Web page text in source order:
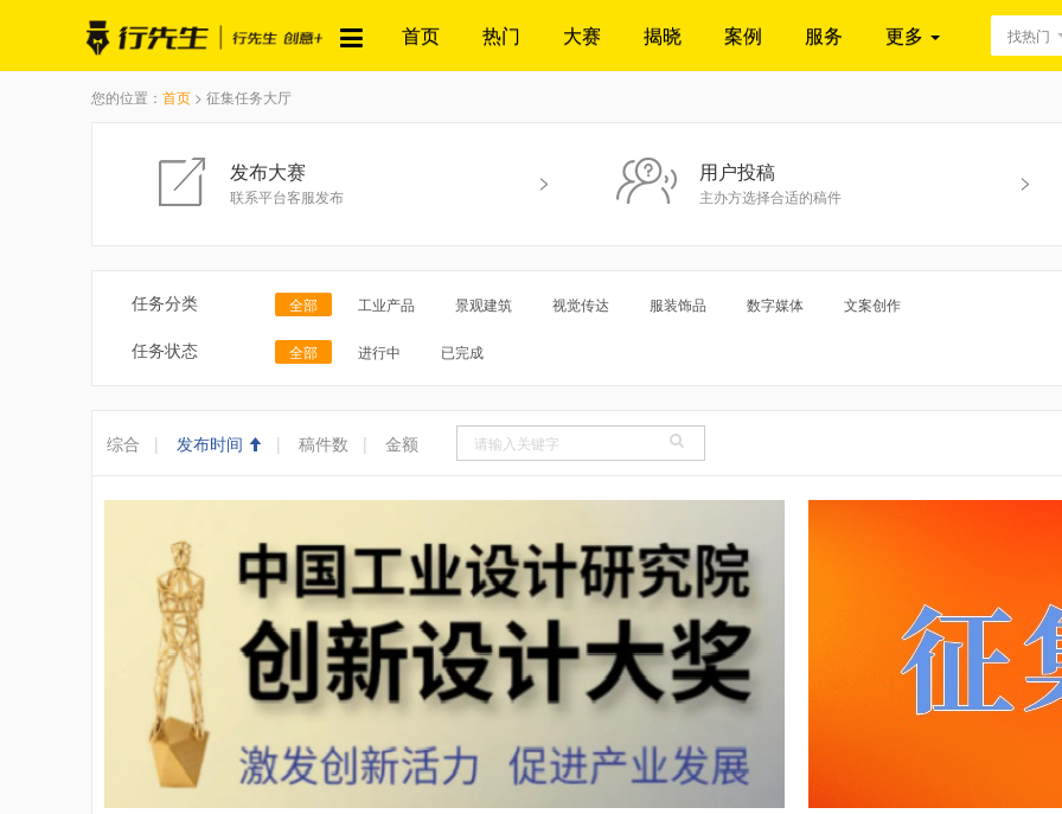
首页 热门 大赛 揭晓 案例 服务 更多 找热门
您的位置： 首页 > 征集任务大厅
发布大赛
联系平台客服发布
> 用户投稿
主办方选择合适的稿件
>
任务分类 全部 工业产品 景观建筑 视觉传达 服装饰品 数字媒体 文案创作
任务状态 全部 进行中 已完成
综合 | 发布时间 | 稿件数 | 金额